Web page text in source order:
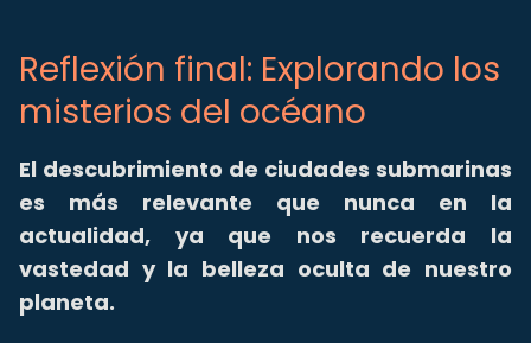
Reflexión final: Explorando los
misterios del océano
El descubrimiento de ciudades submarinas
es más relevante que nunca en la
actualidad, ya que nos recuerda la
vastedad y la belleza oculta de nuestro
planeta.